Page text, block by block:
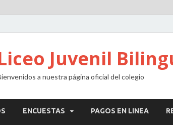
Juvenil
a nuestra página oficial del colegio
ENCUESTAS PAGOS EN LINEA